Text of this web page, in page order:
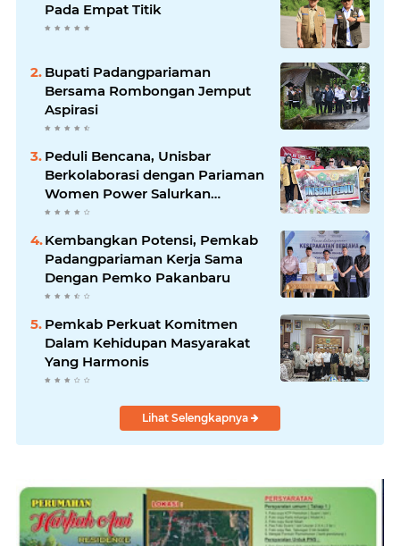
Pada Empat Titik
Bupati Padangpariaman
Bersama Rombongan Jemput
Aspirasi
Peduli Bencana, Unisbar
Berkolaborasi dengan Pariaman
Women Power Salurkan
Bantuan untuk Korban Banjir di
Padang
Kembangkan Potensi, Pemkab
Padangpariaman Kerja Sama
Dengan Pemko Pakanbaru
Pemkab Perkuat Komitmen
Dalam Kehidupan Masyarakat
Yang Harmonis
Lihat Selengkapnya